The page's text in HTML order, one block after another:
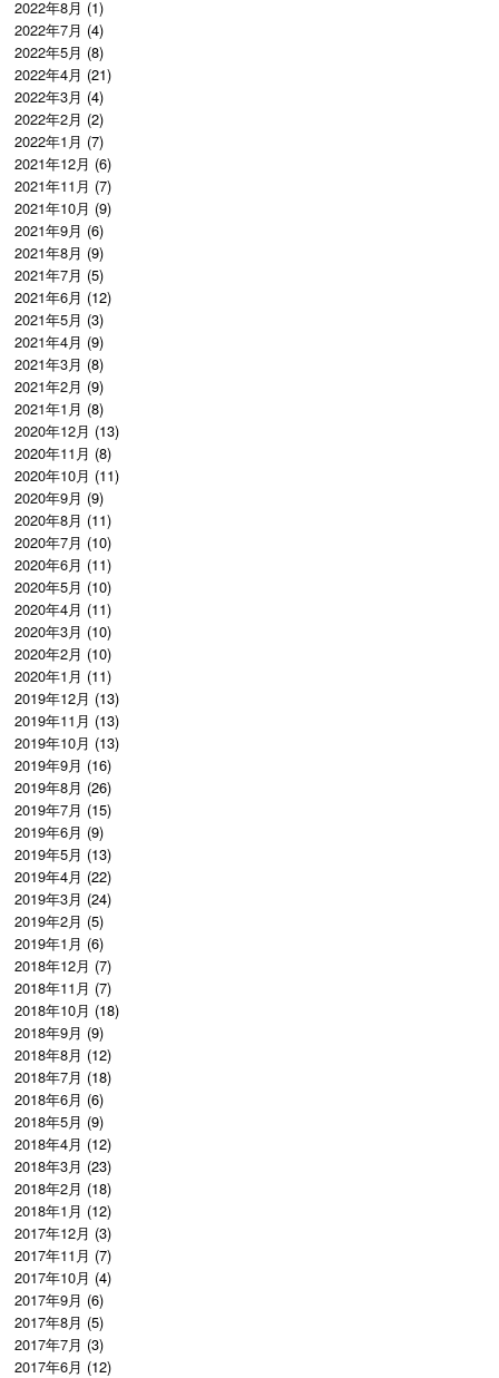
2022年8月 (1)
2022年7月 (4)
2022年5月 (8)
2022年4月 (21)
2022年3月 (4)
2022年2月 (2)
2022年1月 (7)
2021年12月 (6)
2021年11月 (7)
2021年10月 (9)
2021年9月 (6)
2021年8月 (9)
2021年7月 (5)
2021年6月 (12)
2021年5月 (3)
2021年4月 (9)
2021年3月 (8)
2021年2月 (9)
2021年1月 (8)
2020年12月 (13)
2020年11月 (8)
2020年10月 (11)
2020年9月 (9)
2020年8月 (11)
2020年7月 (10)
2020年6月 (11)
2020年5月 (10)
2020年4月 (11)
2020年3月 (10)
2020年2月 (10)
2020年1月 (11)
2019年12月 (13)
2019年11月 (13)
2019年10月 (13)
2019年9月 (16)
2019年8月 (26)
2019年7月 (15)
2019年6月 (9)
2019年5月 (13)
2019年4月 (22)
2019年3月 (24)
2019年2月 (5)
2019年1月 (6)
2018年12月 (7)
2018年11月 (7)
2018年10月 (18)
2018年9月 (9)
2018年8月 (12)
2018年7月 (18)
2018年6月 (6)
2018年5月 (9)
2018年4月 (12)
2018年3月 (23)
2018年2月 (18)
2018年1月 (12)
2017年12月 (3)
2017年11月 (7)
2017年10月 (4)
2017年9月 (6)
2017年8月 (5)
2017年7月 (3)
2017年6月 (12)